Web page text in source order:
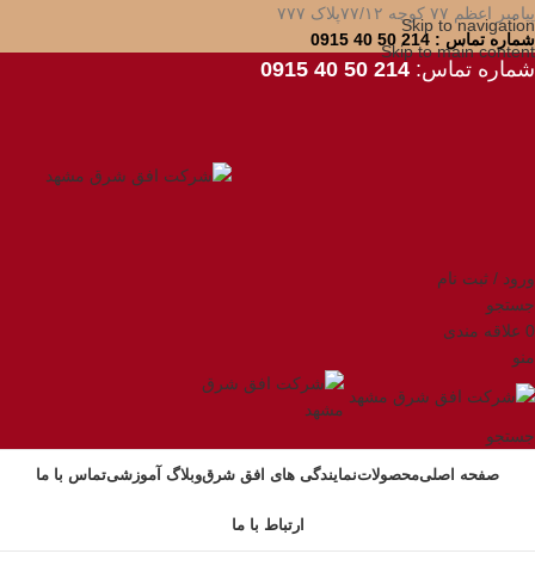
Skip to navigation
Skip to main content
پیامبر اعظم ۷۷ کوچه ۷۷/۱۲پلاک ۷۷۷
شماره تماس : 214 50 40 0915
شماره تماس: 214 50 40 0915
ورود / ثبت نام
جستجو
0 علاقه مندی
منو
جستجو
صفحه اصلیمحصولاتنمایندگی های افق شرقوبلاگ آموزشیتماس با ما
ارتباط با ما